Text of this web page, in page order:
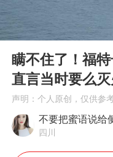
Play
00:00
瞒不住了！福
直言当时要么
声明：个人原创，仅供参
不要把蜜语说给
四川